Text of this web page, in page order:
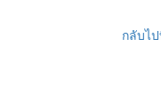
กลับไ